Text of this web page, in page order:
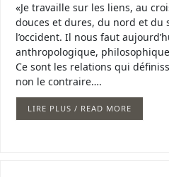
«Je travaille sur les liens, au
douces et dures, du nord et du
l’occident. Il nous faut
anthropologique,
Ce sont les relations qui
non le contraire….
LIRE PLUS / READ MORE